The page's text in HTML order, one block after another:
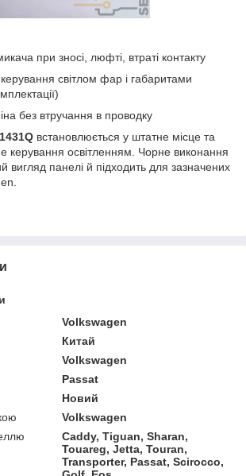
при зносі, люфті, втраті контакту
світлом фар і габаритами
без втручання в проводку
встановлюється у штатне місце та
керування освітленням. Чорне виконання
вигляд панелі й підходить для зазначених
Volkswagen
Китай
Volkswagen
Passat
Новий
Volkswagen
Caddy, Tiguan, Sharan,
Touareg, Jetta, Touran,
Transporter, Passat, Scirocco,